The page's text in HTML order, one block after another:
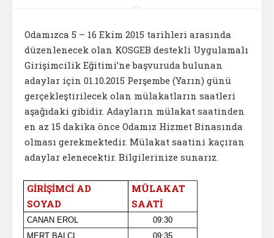
Odamızca 5 – 16 Ekim 2015 tarihleri arasında
düzenlenecek olan KOSGEB destekli Uygulamalı
Girişimcilik Eğitimi’ne başvuruda bulunan
adaylar için 01.10.2015 Perşembe (Yarın) günü
gerçekleştirilecek olan mülakatların saatleri
aşağıdaki gibidir. Adayların mülakat saatinden
en az 15 dakika önce Odamız Hizmet Binasında
olması gerekmektedir. Mülakat saatini kaçıran
adaylar elenecektir. Bilgilerinize sunarız.
GİRİŞİMCİ AD
SOYAD
MÜLAKAT
SAATİ
CANAN EROL
09:30
MERT BALCI
09:35